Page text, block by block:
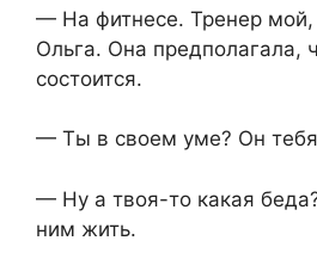
— На фитнесе. Тренер
Ольга. Она предполагала,
состоится.
— Ты в своем уме? Он
— Ну а твоя-то какая
ним жить.